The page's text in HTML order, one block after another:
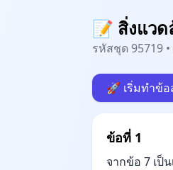
📝 สิ่งแว
รหัสชุด 95719
🚀 เริ่มทำข้
ข้อที่ 1
จากข้อ 7 เป็